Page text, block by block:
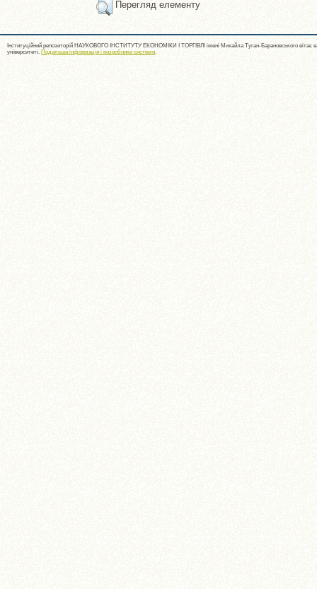
Перегляд елементу
Інституційний репозиторій НАУКОВОГО ІНСТИТУТУ ЕКОНОМІКИ І ТОРГІВЛІ імені Михайла Туган-Барановського вітає
університеті. Подальша інформація і розробники системи